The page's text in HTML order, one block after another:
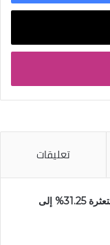
تعليقات
برقان: تراجع القروض المتعثرة 31.25% إلى